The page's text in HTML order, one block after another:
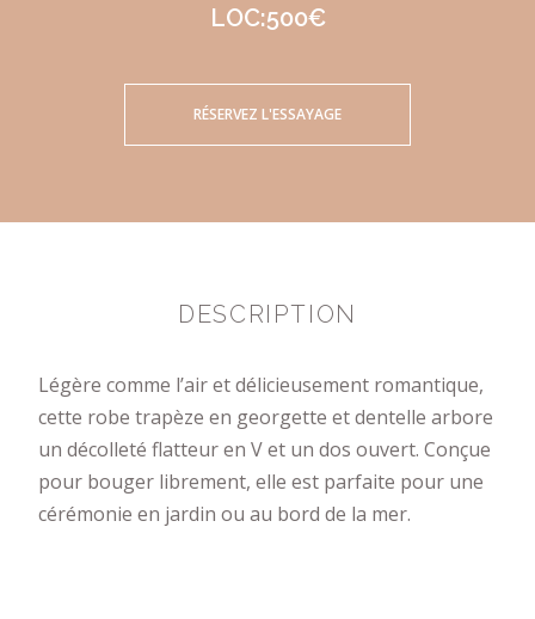
LOC:500€
RÉSERVEZ L'ESSAYAGE
DESCRIPTION
Légère comme l’air et délicieusement romantique,
cette robe trapèze en georgette et dentelle arbore
un décolleté flatteur en V et un dos ouvert. Conçue
pour bouger librement, elle est parfaite pour une
cérémonie en jardin ou au bord de la mer.